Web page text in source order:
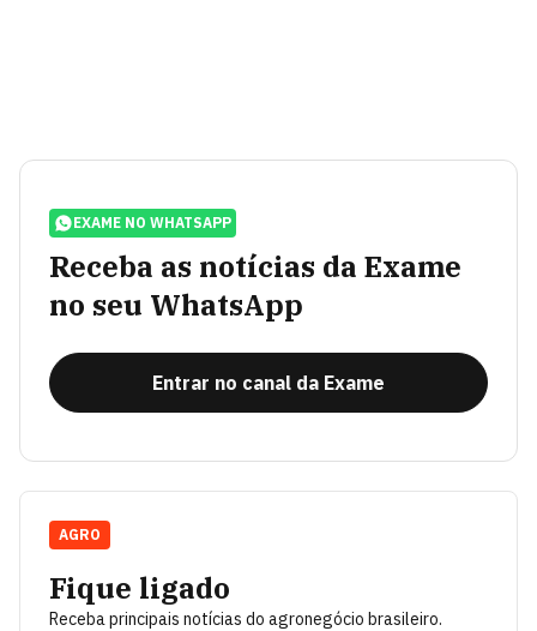
EXAME NO WHATSAPP
Receba as notícias da Exame
no seu WhatsApp
Entrar no canal da Exame
Fique ligado
Receba principais notícias do agronegócio brasileiro.
AGRO